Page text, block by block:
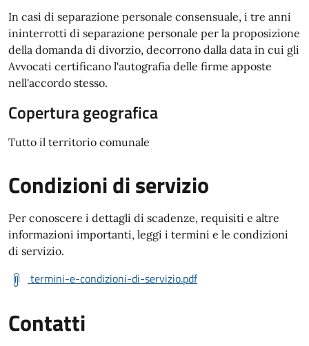
In casi di separazione personale consensuale, i tre anni
ininterrotti di separazione personale per la proposizione
della domanda di divorzio, decorrono dalla data in cui gli
Avvocati certificano l'autografia delle firme apposte
nell'accordo stesso.
Copertura geografica
Tutto il territorio comunale
Condizioni di servizio
Per conoscere i dettagli di scadenze, requisiti e altre
informazioni importanti, leggi i termini e le condizioni
di servizio.
termini-e-condizioni-di-servizio.pdf
Contatti